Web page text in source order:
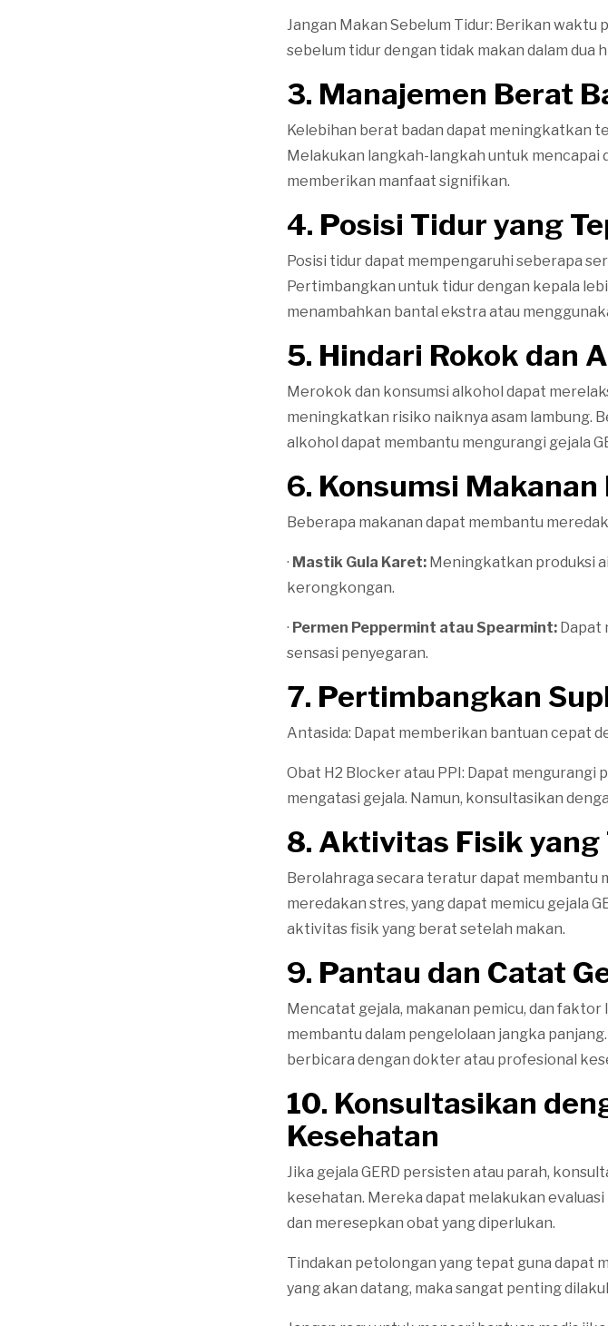
Jangan Makan Sebelum Tidur: Berikan waktu
sebelum tidur dengan tidak makan dalam dua
3. Manajemen Berat
Kelebihan berat badan dapat meningkatkan
Melakukan langkah-langkah untuk mencapai
memberikan manfaat signifikan.
4. Posisi Tidur yang
Posisi tidur dapat mempengaruhi seberapa
Pertimbangkan untuk tidur dengan kepala
menambahkan bantal ekstra atau
5. Hindari Rokok dan
Merokok dan konsumsi alkohol dapat
meningkatkan risiko naiknya asam lambung.
alkohol dapat membantu mengurangi gejala
6. Konsumsi
Beberapa makanan dapat membantu
· Mastik Gula Karet: Meningkatkan produksi
kerongkongan.
· Permen Peppermint atau Spearmint: Dapat
sensasi penyegaran.
7. Pertimbangkan
Antasida: Dapat memberikan bantuan cepat
Obat H2 Blocker atau PPI: Dapat mengurangi
mengatasi gejala. Namun, konsultasikan
8. Aktivitas Fisik yang
Berolahraga secara teratur dapat membantu
meredakan stres, yang dapat memicu gejala
aktivitas fisik yang berat setelah makan.
9. Pantau dan Catat
Mencatat gejala, makanan pemicu, dan
membantu dalam pengelolaan jangka
berbicara dengan dokter atau profesional
10. Konsultasikan
Kesehatan
Jika gejala GERD persisten atau parah,
kesehatan. Mereka dapat melakukan
dan meresepkan obat yang diperlukan.
Tindakan petolongan yang tepat guna dapat
yang akan datang, maka sangat penting